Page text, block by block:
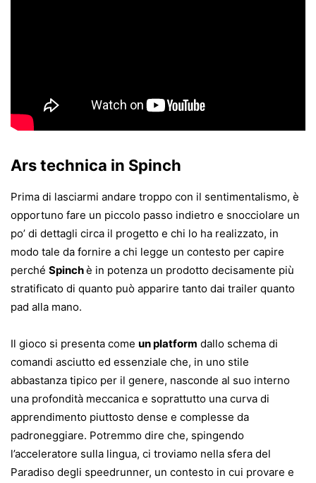
Ars technica in Spinch
Prima di lasciarmi andare troppo con il sentimentalismo, è
opportuno fare un piccolo passo indietro e snocciolare un
po’ di dettagli circa il progetto e chi lo ha realizzato, in
modo tale da fornire a chi legge un contesto per capire
perché Spinchè in potenza un prodotto decisamente più
stratificato di quanto può apparire tanto dai trailer quanto
pad alla mano.
Il gioco si presenta come un platform dallo schema di
comandi asciutto ed essenziale che, in uno stile
abbastanza tipico per il genere, nasconde al suo interno
una profondità meccanica e soprattutto una curva di
apprendimento piuttosto dense e complesse da
padroneggiare. Potremmo dire che, spingendo
l’acceleratore sulla lingua, ci troviamo nella sfera del
Paradiso degli speedrunner, un contesto in cui provare e